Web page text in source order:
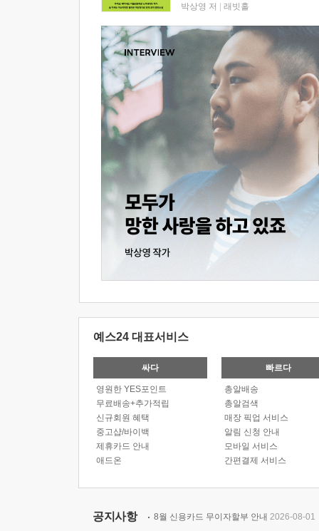
박상영 저 래빗홀
예스24 대표서비스
싸다
영원한 YES포인트
무료배송+추가적립
신규회원 혜택
중고샵/바이백
제휴카드 안내
애드온
빠르다
총알배송
총알검색
매장 픽업 서비스
알림 신청 안내
모바일 서비스
간편결제 서비스
공지사항 8월 신용카드 무이자할부 안내 2026-08-01